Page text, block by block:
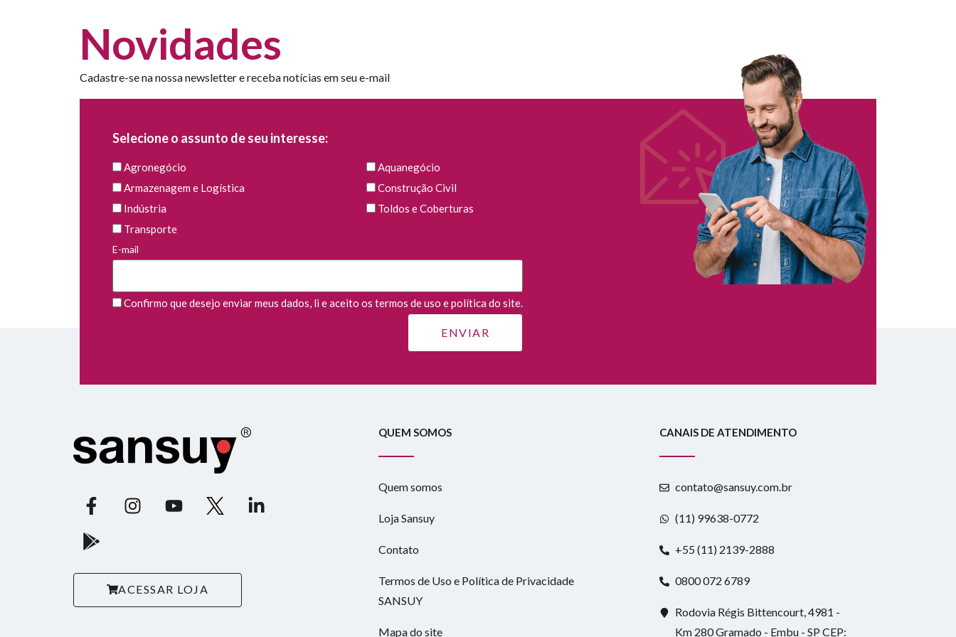
Novidades
Cadastre-se na nossa newsletter e receba notícias em seu e-mail
Selecione o assunto de seu interesse:
Agronegócio
Aquanegócio
Armazenagem e Logística
Construção Civil
Indústria
Toldos e Coberturas
Transporte
E-mail
Confirmo que desejo enviar meus dados, li e aceito os termos de uso e política do site.
ACESSAR LOJA
QUEM SOMOS
Quem somos
Loja Sansuy
Contato
Termos de Uso e Política de Privacidade
SANSUY
Mapa do site
CANAIS DE ATENDIMENTO
contato@sansuy.com.br
(11) 99638-0772
+55 (11) 2139-2888
0800 072 6789
Rodovia Régis Bittencourt, 4981 -
Km 280 Gramado - Embu - SP CEP: